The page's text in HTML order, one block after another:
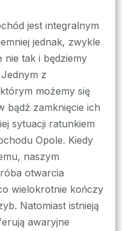
jest integralnym
jednak, zwykle
nie tak i będziemy
z
możemy się
bądź zamknięcie ich
sytuacji ratunkiem
Opole. Kiedy
naszym
otwarcia
wielokrotnie kończy
Natomiast istnieją
awaryjne